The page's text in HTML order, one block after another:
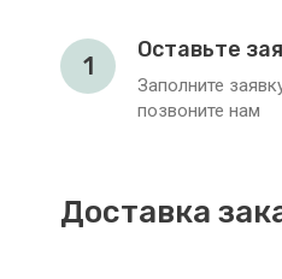
1
Оставьте
Заполните
позвоните нам
Доставка